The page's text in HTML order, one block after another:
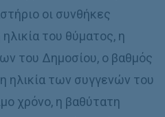
οι συνθήκες
του θύματος, η
του Δημοσίου, ο βαθμός
ηλικία των συγγενών του
χρόνο, η βαθύτατη